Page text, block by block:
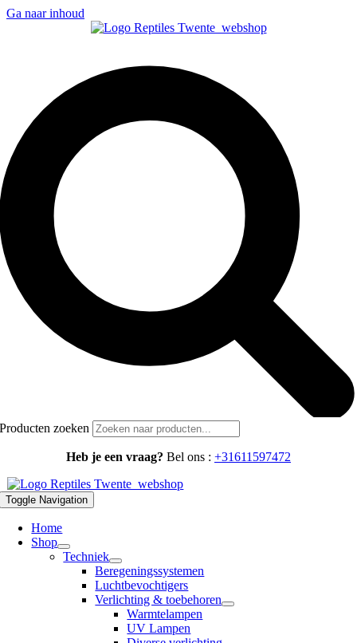
Ga naar inhoud
Producten zoeken
Heb je een vraag? Bel ons : +31611597472
Toggle Navigation
Home
Shop
Techniek
Beregeningssystemen
Luchtbevochtigers
Verlichting & toebehoren
Warmtelampen
UV Lampen